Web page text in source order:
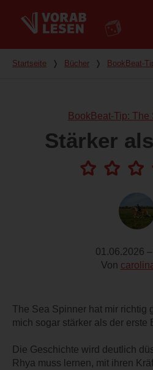
Du bist hier
Startseite ❭ Bücher ❭ BookBeat-
BookBeat-Tip:
Stärker
01.06.2026
Von
The Sea Spinner hat mir richtig
mich sogar stärker als der erste
Die Geschichte wird deutlich
Rhya muss lernen, mit ihren